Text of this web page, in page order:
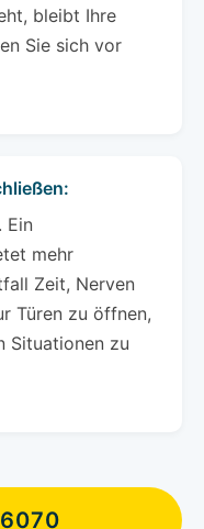
bleibt Ihre
Sie sich vor
Ein
mehr
Zeit, Nerven
Türen zu öffnen,
Situationen zu